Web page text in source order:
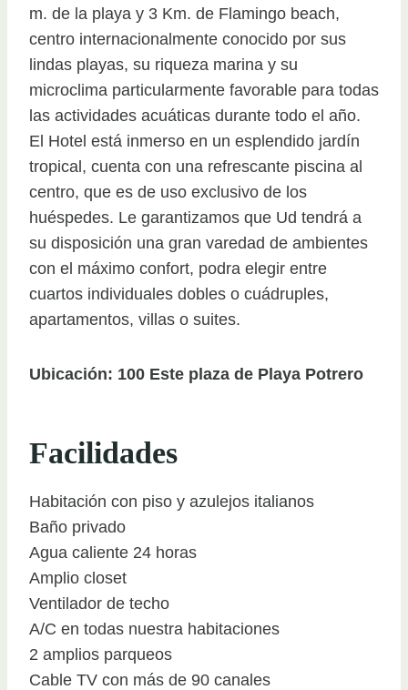
m. de la playa y 3 Km. de Flamingo beach,
centro internacionalmente conocido por sus
lindas playas, su riqueza marina y su
microclima particularmente favorable para todas
las actividades acuáticas durante todo el año.
El Hotel está inmerso en un esplendido jardín
tropical, cuenta con una refrescante piscina al
centro, que es de uso exclusivo de los
huéspedes. Le garantizamos que Ud tendrá a
su disposición una gran varedad de ambientes
con el máximo confort, podra elegir entre
cuartos individuales dobles o cuádruples,
apartamentos, villas o suites.
Ubicación: 100 Este plaza de Playa Potrero
Facilidades
Habitación con piso y azulejos italianos
Baño privado
Agua caliente 24 horas
Amplio closet
Ventilador de techo
A/C en todas nuestra habitaciones
2 amplios parqueos
Cable TV con más de 90 canales